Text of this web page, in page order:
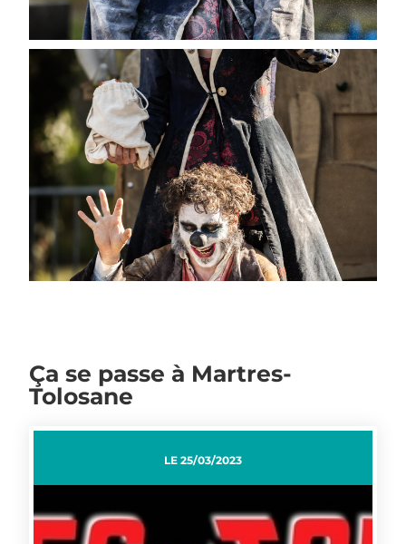
Ça se passe à Martres-
Tolosane
LE 25/03/2023